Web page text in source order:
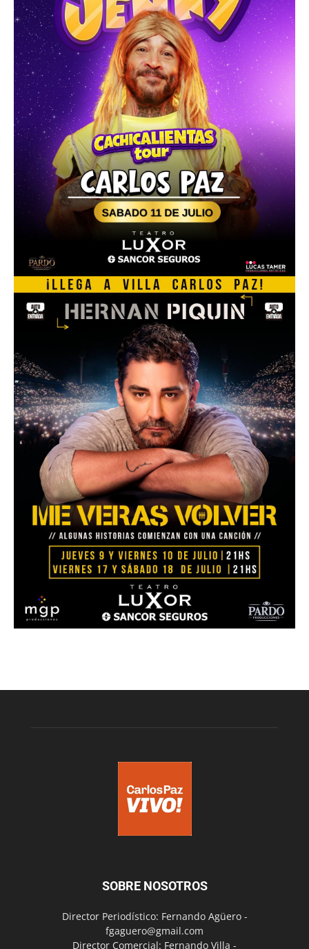
SOBRE NOSOTROS
Director Periodístico: Fernando Agüero -
fgaguero@gmail.com
Director Comercial: Fernando Villa -